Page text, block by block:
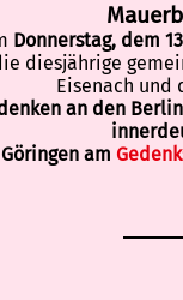
Donnerstag, dem
diesjährige
Eisenach und
an den
Göringen am